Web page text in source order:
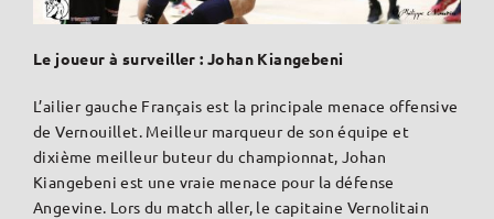
Le joueur à surveiller : Johan Kiangebeni
L’ailier gauche Français est la principale menace offensive
de Vernouillet. Meilleur marqueur de son équipe et
dixième meilleur buteur du championnat, Johan
Kiangebeni est une vraie menace pour la défense
Angevine. Lors du match aller, le capitaine Vernolitain